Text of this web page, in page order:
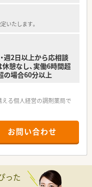
いたします。
週2日以上から応相談
憩なし、実働6時間超
の場合60分以上
る個人経営の調剤薬局で
も活かしながら患者様の健
度の処方箋を受けていま
お問い合わせ
った